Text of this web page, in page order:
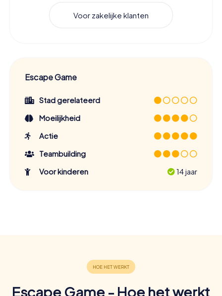
Voor zakelijke klanten
Escape Game
Stad gerelateerd
Moeilijkheid
Actie
Teambuilding
Voor kinderen
14 jaar
Escape Game - Hoe het werkt